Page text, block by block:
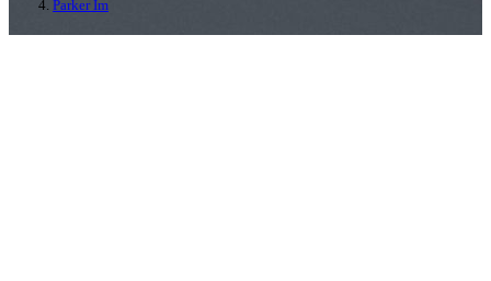
Parker Im